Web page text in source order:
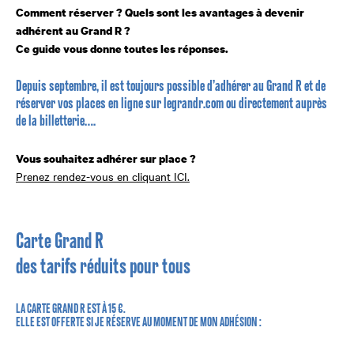
Comment réserver ? Quels sont les avantages à devenir
adhérent au Grand R ?
Ce guide vous donne toutes les réponses.
Depuis septembre, il est toujours possible d’adhérer au Grand R et de
réserver vos places en ligne sur legrandr.com ou directement auprès
de la billetterie….
Vous souhaitez adhérer sur place ?
Prenez rendez-vous en cliquant ICI.
Carte Grand R
des tarifs réduits pour tous
LA CARTE GRAND R EST À 15 €.
ELLE EST OFFERTE SI JE RÉSERVE AU MOMENT DE MON ADHÉSION :